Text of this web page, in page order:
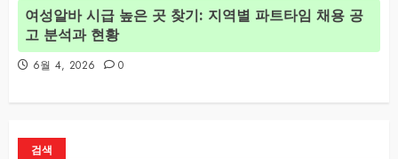
여성알바 시급 높은 곳 찾기: 지역별 파트타임 채용 공
고 분석과 현황
6월 4, 2026 0
검색